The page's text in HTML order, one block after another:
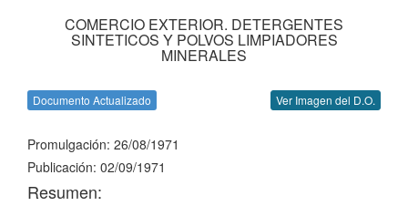
COMERCIO EXTERIOR. DETERGENTES
SINTETICOS Y POLVOS LIMPIADORES
MINERALES
Documento Actualizado Ver Imagen del D.O.
Promulgación: 26/08/1971
Publicación: 02/09/1971
Resumen: